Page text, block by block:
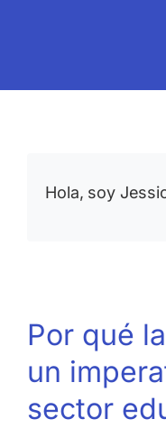
Por qué
un
sector
Hola, soy